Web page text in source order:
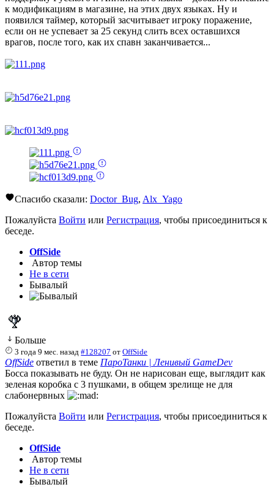
к модификациям в магазине, на этих двух языках. Ну и
появился таймер, который засчитывает игроку поражение,
если он не успевает за 25 секунд слить всех оставшихся
врагов, после того, как их спавн заканчивается...
Спасибо сказали: Doctor_Bug, Alx_Yago
Пожалуйста Войти или Регистрация, чтобы присоединиться к
беседе.
OffSide
Автор темы
Не в сети
Бывалый
Больше
3 года 9 мес. назад #128207 отOffSide
OffSide ответил в теме ПароТанки | Ленивый GameDev
Босса показывать не буду. Он не нарисован еще, выглядит как
зеленая коробка с 3 пушками, в общем зрелище не для
слабонервных
Пожалуйста Войти или Регистрация, чтобы присоединиться к
беседе.
OffSide
Автор темы
Не в сети
Бывалый